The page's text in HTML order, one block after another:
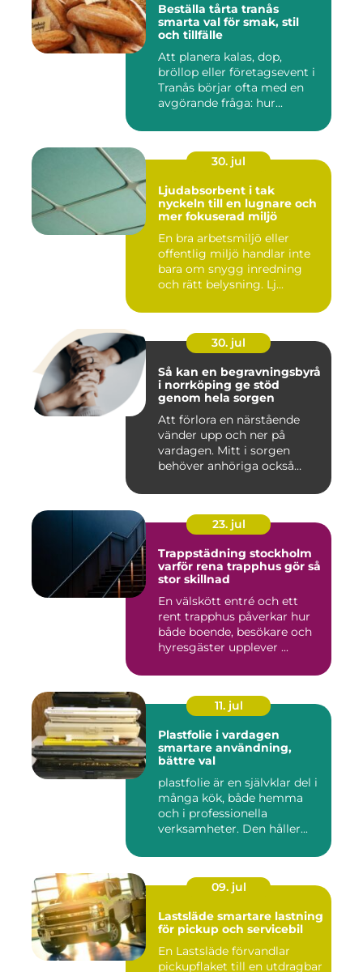
Beställa tårta tranås
smarta val för smak, stil
och tillfälle
Att planera kalas, dop,
bröllop eller företagsevent i
Tranås börjar ofta med en
avgörande fråga: hur...
30. jul
Ljudabsorbent i tak
nyckeln till en lugnare och
mer fokuserad miljö
En bra arbetsmiljö eller
offentlig miljö handlar inte
bara om snygg inredning
och rätt belysning. Lj...
30. jul
Så kan en begravningsbyrå
i norrköping ge stöd
genom hela sorgen
Att förlora en närstående
vänder upp och ner på
vardagen. Mitt i sorgen
behöver anhöriga också
23. jul
Trappstädning stockholm
varför rena trapphus gör så
stor skillnad
En välskött entré och ett
rent trapphus påverkar hur
både boende, besökare och
hyresgäster upplever ...
11. jul
Plastfolie i vardagen
smartare användning,
bättre val
plastfolie är en självklar del i
många kök, både hemma
och i professionella
verksamheter. Den håller...
09. jul
Lastsläde smartare lastning
för pickup och servicebil
En Lastsläde förvandlar
pickupflaket till en utdragbar